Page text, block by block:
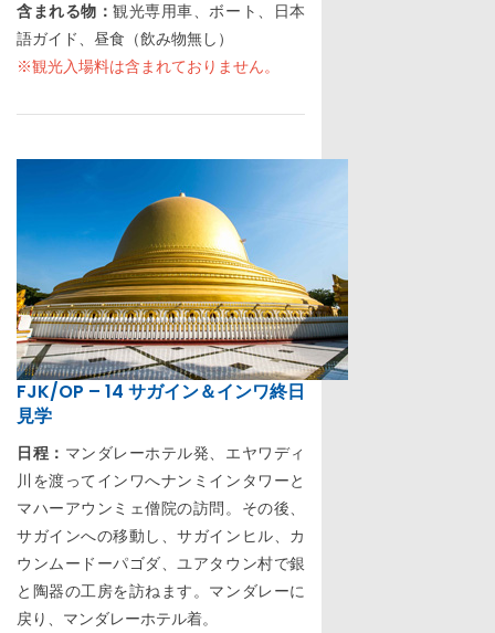
含まれる物：観光専用車、ボート、日本
語ガイド、昼食（飲み物無し）
※観光入場料は含まれておりません。
FJK/OP – 14 サガイン＆インワ終日
見学
日程： マンダレーホテル発、エヤワディ
川を渡ってインワへナンミインタワーと
マハーアウンミェ僧院の訪問。その後、
サガインへの移動し、サガインヒル、カ
ウンムードーパゴダ、ユアタウン村で銀
と陶器の工房を訪ねます。マンダレーに
戻り、マンダレーホテル着。